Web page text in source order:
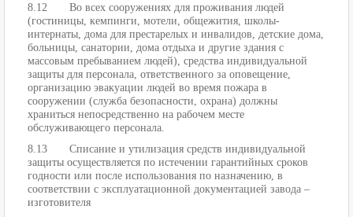
8.12 Во всех сооружениях для проживания людей
(гостиницы, кемпинги, мотели, общежития, школы-
интернаты, дома для престарелых и инвалидов, детские дома,
больницы, санатории, дома отдыха и другие здания с
массовым пребыванием людей), средства индивидуальной
защиты для персонала, ответственного за оповещение,
организацию эвакуации людей во время пожара в
сооружении (служба безопасности, охрана) должны
храниться непосредственно на рабочем месте
обслуживающего персонала.
8.13 Списание и утилизация средств индивидуальной
защиты осуществляется по истечении гарантийных сроков
годности или после использования по назначению, в
соответствии с эксплуатационной документацией завода –
изготовителя